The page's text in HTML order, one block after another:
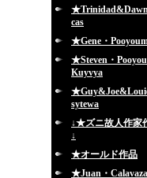
cas
★Gene・
★Steven・
Kuyvya
sytewa
↓★ズニ故人作家
↓
★オールド作品
★Juan・Calavaza